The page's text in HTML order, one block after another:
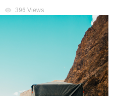
visibility 396 Views